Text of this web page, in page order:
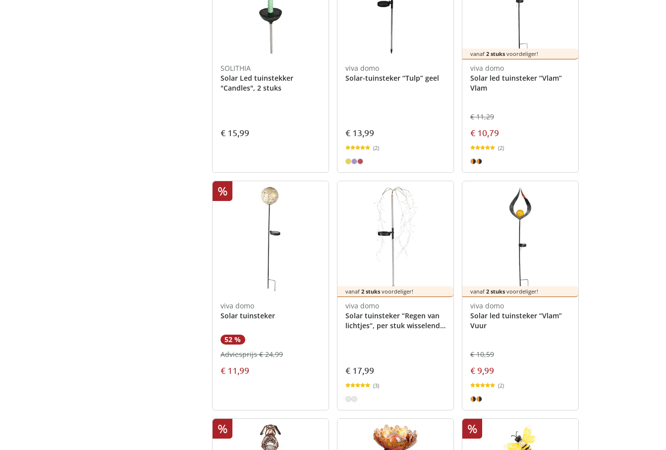
SOLITHIA
Solar Led tuinstekker
"Candles", 2 stuks
€ 15,99
viva domo
Solar-tuinsteker “Tulp” geel
€ 13,99
(2)
vanaf 2 stuks voordeliger!
viva domo
Solar led tuinsteker “Vlam”
Vlam
€ 11,29
€ 10,79
(2)
%
viva domo
Solar tuinsteker
52 %
€ 11,99
Adviesprijs € 24,99
vanaf 2 stuks voordeliger!
viva domo
Solar tuinsteker “Regen van
lichtjes“, per stuk wisselende
€ 17,99
(3)
vanaf 2 stuks voordeliger!
viva domo
Solar led tuinsteker “Vlam”
Vuur
€ 10,59
€ 9,99
(2)
% %